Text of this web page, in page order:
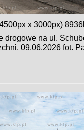
x 3000px)
drogowe na ul.
09.06.2026 fot.